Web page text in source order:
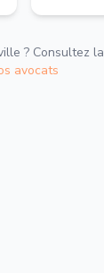
? Consultez la
avocats